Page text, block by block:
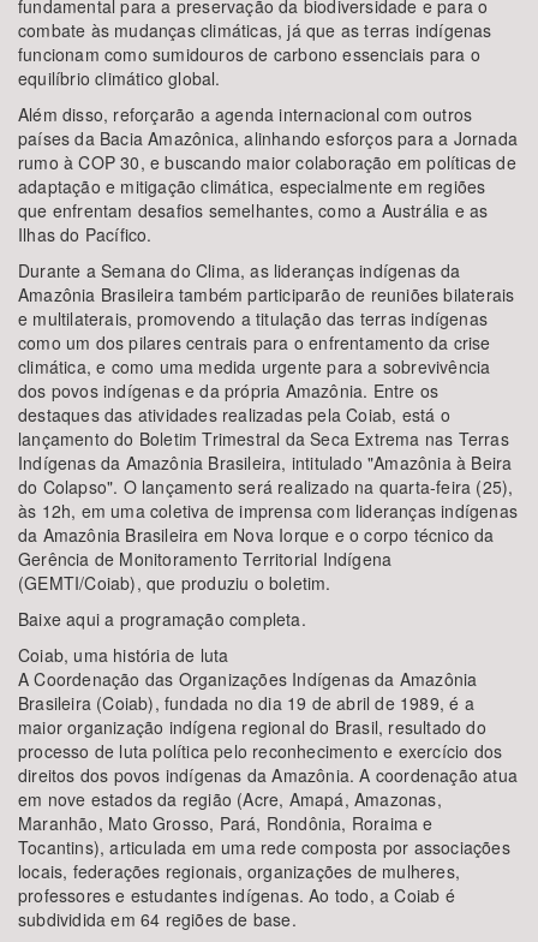
fundamental para a preservação da biodiversidade e para o
combate às mudanças climáticas, já que as terras indígenas
funcionam como sumidouros de carbono essenciais para o
equilíbrio climático global.
Além disso, reforçarão a agenda internacional com outros
países da Bacia Amazônica, alinhando esforços para a Jornada
rumo à COP 30, e buscando maior colaboração em políticas de
adaptação e mitigação climática, especialmente em regiões
que enfrentam desafios semelhantes, como a Austrália e as
Ilhas do Pacífico.
Durante a Semana do Clima, as lideranças indígenas da
Amazônia Brasileira também participarão de reuniões bilaterais
e multilaterais, promovendo a titulação das terras indígenas
como um dos pilares centrais para o enfrentamento da crise
climática, e como uma medida urgente para a sobrevivência
dos povos indígenas e da própria Amazônia. Entre os
destaques das atividades realizadas pela Coiab, está o
lançamento do Boletim Trimestral da Seca Extrema nas Terras
Indígenas da Amazônia Brasileira, intitulado "Amazônia à Beira
do Colapso". O lançamento será realizado na quarta-feira (25),
às 12h, em uma coletiva de imprensa com lideranças indígenas
da Amazônia Brasileira em Nova Iorque e o corpo técnico da
Gerência de Monitoramento Territorial Indígena
(GEMTI/Coiab), que produziu o boletim.
Baixe aqui a programação completa.
Coiab, uma história de luta
A Coordenação das Organizações Indígenas da Amazônia
Brasileira (Coiab), fundada no dia 19 de abril de 1989, é a
maior organização indígena regional do Brasil, resultado do
processo de luta política pelo reconhecimento e exercício dos
direitos dos povos indígenas da Amazônia. A coordenação atua
em nove estados da região (Acre, Amapá, Amazonas,
Maranhão, Mato Grosso, Pará, Rondônia, Roraima e
Tocantins), articulada em uma rede composta por associações
locais, federações regionais, organizações de mulheres,
professores e estudantes indígenas. Ao todo, a Coiab é
subdividida em 64 regiões de base.